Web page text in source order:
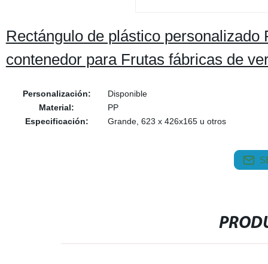
Rectángulo de plástico
contenedor para Frutas fábricas de
Personalización:
Disponible
Material:
PP
Especificación:
Grande, 623 x 426x165 u otros